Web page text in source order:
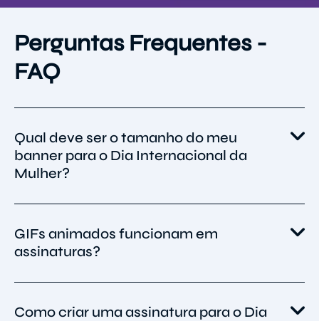
Perguntas Frequentes -
FAQ
Qual deve ser o tamanho do meu
banner para o Dia Internacional da
Mulher?
640 x 800 px. Isso mantém os banners nítidos
e leves. Mantenha os arquivos abaixo de 500
KB para carregamento rápido.
GIFs animados funcionam em
assinaturas?
Como criar uma assinatura para o Dia